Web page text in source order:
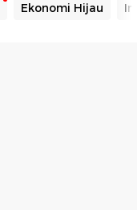
Ekonomi Hijau